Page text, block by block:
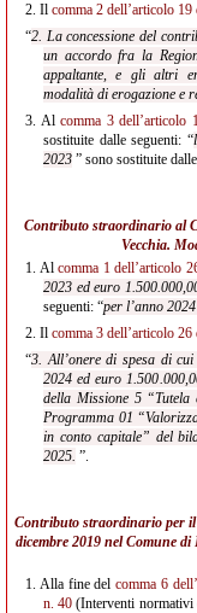
2. Il comma 2 dell’articolo
“2. La concessione del
un accordo fra la
appaltante, e gli altri
modalità di erogazione e
3. Alcomma 3 dell’articolo
sostituite dalle seguenti: “
2023 ” sono sostituite
Contributo straordinario al
Vecchia.
1. Alcomma 1 dell’articolo
2023 ed euro
seguenti: “per l’anno
2. Il comma 3 dell’articolo
“3. All’onere di spesa di
2024 ed euro
della Missione 5
Programma 01
in conto capitale” del
2025. ”.
Contributo straordinario per
dicembre 2019 nel Comune
1. Alla fine delcomma 6
n. 40 (Interventi normativi